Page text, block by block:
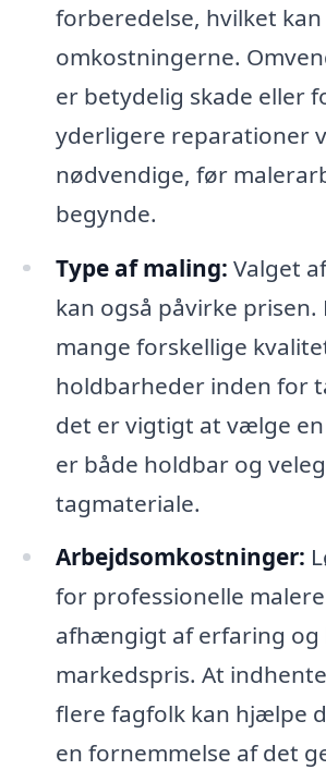
forberedelse, hvilket
omkostningerne.
er betydelig skade eller
yderligere reparationer
nødvendige, før
begynde.
Type af maling: Valget
kan også påvirke prisen.
mange forskellige
holdbarheder inden for
det er vigtigt at vælge
er både holdbar og
tagmateriale.
Arbejdsomkostninger:
for professionelle
afhængigt af erfaring og
markedspris. At
flere fagfolk kan hjælpe
en fornemmelse af det